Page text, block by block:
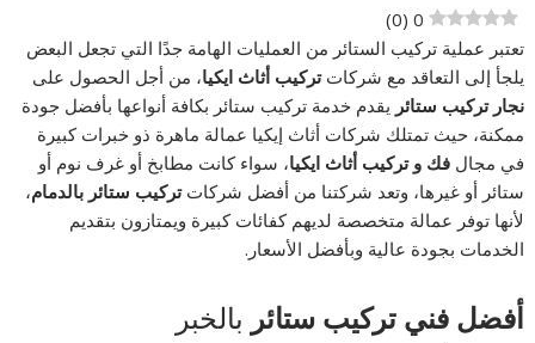
0
(
0
)
تعتبر عملية تركيب الستائر من العمليات الهامة جدًا التي تجعل البعض
يلجأ إلى التعاقد مع شركاتتركيب أثاث ايكيا، من أجل الحصول على
نجار تركيب ستائر يقدم خدمة تركيب ستائر بكافة أنواعها بأفضل جودة
ممكنة، حيث تمتلك شركات أثاث إيكيا عمالة ماهرة ذو خبرات كبيرة
في مجالفك و تركيب أثاث ايكيا، سواء كانت مطابخ أو غرف نوم أو
ستائر أو غيرها، وتعد شركتنا من أفضل شركاتتركيب ستائر بالدمام،
لأنها توفر عمالة متخصصة لديهم كفائات كبيرة ويمتازون بتقديم
الخدمات بجودة عالية وبأفضل الأسعار.
أفضل فني تركيب ستائر بالخبر